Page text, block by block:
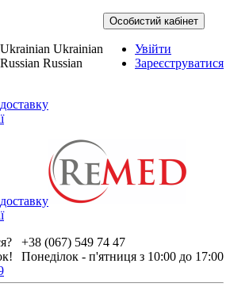
Особистий кабінет
Увійти
Зареєструватися
Ukrainian
Russian
+38 (067) 549 74 47
Понеділок - п'ятниця з 10:00 до 17:00